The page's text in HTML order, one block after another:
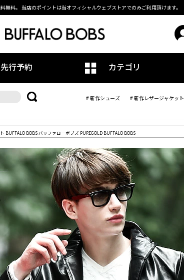
無料。 当店のポイントは当オフィシャルウェブストアでのみご利用頂けます。
先行予約 カテゴリ
# 新作シューズ # 新作レザージャケット
BOBS バッファローボブズ PUREGOLD BUFFALO BOBS